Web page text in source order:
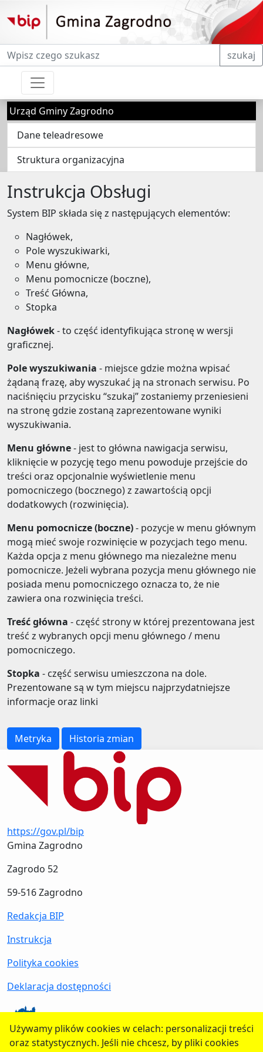
Używamy plików cookies w celach: personalizacji treści
oraz statystycznych. Jeśli nie chcesz, by pliki cookies
Fraza do wyszukiwania szukaj
Urząd Gminy Zagrodno
Dane teleadresowe
Struktura organizacyjna
Instrukcja Obsługi
System BIP składa się z następujących elementów:
Nagłówek,
Pole wyszukiwarki,
Menu główne,
Menu pomocnicze (boczne),
Treść Główna,
Stopka
Nagłówek- to część identyfikująca stronę w wersji
graficznej.
Pole wyszukiwania - miejsce gdzie można wpisać
żądaną frazę, aby wyszukać ją na stronach serwisu. Po
naciśnięciu przycisku “szukaj” zostaniemy przeniesieni
na stronę gdzie zostaną zaprezentowane wyniki
wyszukiwania.
Menu główne- jest to główna nawigacja serwisu,
kliknięcie w pozycję tego menu powoduje przejście do
treści oraz opcjonalnie wyświetlenie menu
pomocniczego (bocznego) z zawartością opcji
dodatkowych (rozwinięcia).
Menu pomocnicze (boczne)- pozycje w menu głównym
mogą mieć swoje rozwinięcie w pozycjach tego menu.
Każda opcja z menu głównego ma niezależne menu
pomocnicze. Jeżeli wybrana pozycja menu głównego nie
posiada menu pomocniczego oznacza to, że nie
zawiera ona rozwinięcia treści.
Treść główna - część strony w której prezentowana jest
treść z wybranych opcji menu głównego / menu
pomocniczego.
Stopka - część serwisu umieszczona na dole.
Prezentowane są w tym miejscu najprzydatniejsze
informacje oraz linki
Metryka Historia zmian
https://gov.pl/bip
Gmina Zagrodno
Zagrodo 52
59-516 Zagrodno
Redakcja BIP
Instrukcja
Polityka cookies
Deklaracja dostępności